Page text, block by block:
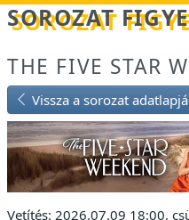
Betöltés...
SOROZAT
THE FIVE STAR
Vissza a sorozat
Vetítés: 2026.07.09 18:00,